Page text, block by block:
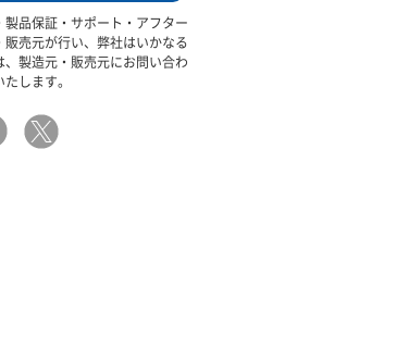
品保証・サポート・アフター
売元が行い、弊社はいかなる
製造元・販売元にお問い合わ
します。